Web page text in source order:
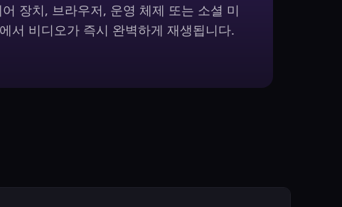
장치, 브라우저, 운영 체제 또는 소셜 미
서 비디오가 즉시 완벽하게 재생됩니다.